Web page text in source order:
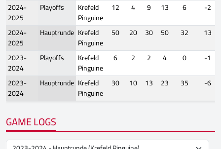
2024-
2025
Playoffs
Krefeld
Pinguine
12 4 9 13 6
-2
2024-
2025
Hauptrunde Krefeld
Pinguine
50 20 30 50 32
13
2023-
2024
Playoffs
Krefeld
Pinguine
6 2 2 4 0
-1
2023-
2024
Hauptrunde Krefeld
Pinguine
30 10 13 23 35 -6
GAME LOGS